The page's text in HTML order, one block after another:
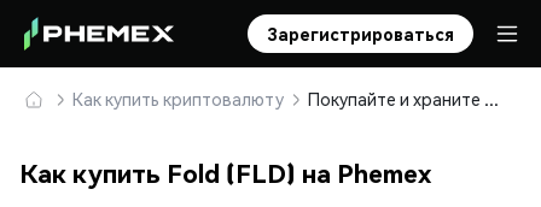
Зарегистрироваться
Как купить криптовалюту Покупайте и храните Fold (FLD) безопасно
Как купить Fold (FLD) на Phemex